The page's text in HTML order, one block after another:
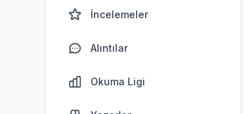
İncelemeler
Alıntılar
Okuma Ligi